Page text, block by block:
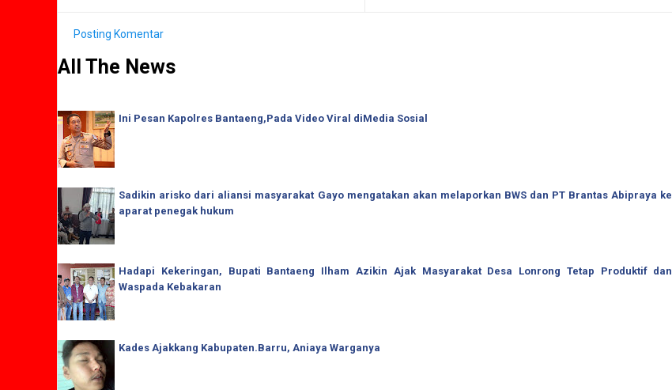
Posting Komentar
All The News
Ini Pesan Kapolres Bantaeng,Pada Video Viral diMedia Sosial
Sadikin arisko dari aliansi masyarakat Gayo mengatakan akan melaporkan BWS dan PT Brantas Abipraya ke
aparat penegak hukum
Hadapi Kekeringan, Bupati Bantaeng Ilham Azikin Ajak Masyarakat Desa Lonrong Tetap Produktif dan
Waspada Kebakaran
Kades Ajakkang Kabupaten.Barru, Aniaya Warganya